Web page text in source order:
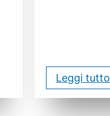
Leggi tutto